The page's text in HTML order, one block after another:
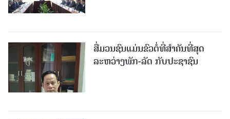
ສື່ມວນຊົນແມ່ນຂົວຕໍ່ທີ່ສໍາຄັນທີ່ສຸດ
ລະຫວ່າງພັກ-ລັດ ກັບປະຊາຊົນ